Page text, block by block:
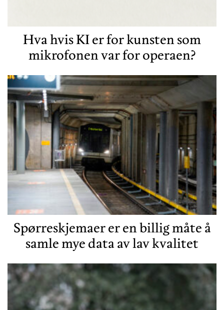
Hva hvis KI er for kunsten som
mikrofonen var for operaen?
Spørreskjemaer er en billig måte å
samle mye data av lav kvalitet